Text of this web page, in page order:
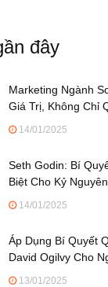
đây
Marketing Ngành
Giá Trị, Không Chỉ
14/01/2025
Seth Godin: Bí
Biệt Cho Kỷ
14/01/2025
Áp Dụng Bí Quyết
David Ogilvy Cho
13/01/2025